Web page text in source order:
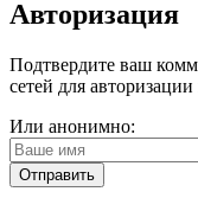
Авторизация
Подтвердите ваш
сетей для
Или анонимно: